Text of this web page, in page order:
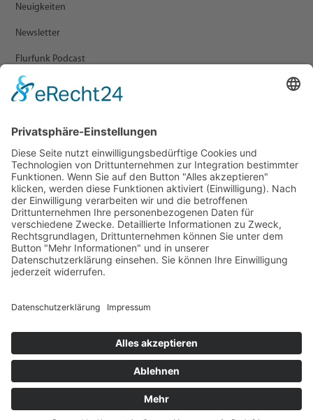
Neuigkeiten
Newsletter
Flurfunk Podcast
Presse
Veranstaltungen
Newsletter Archiv
RECHTLICHES
Impressum
Statement zur Barrierefreiheit
© 2025 – randstad stiftung